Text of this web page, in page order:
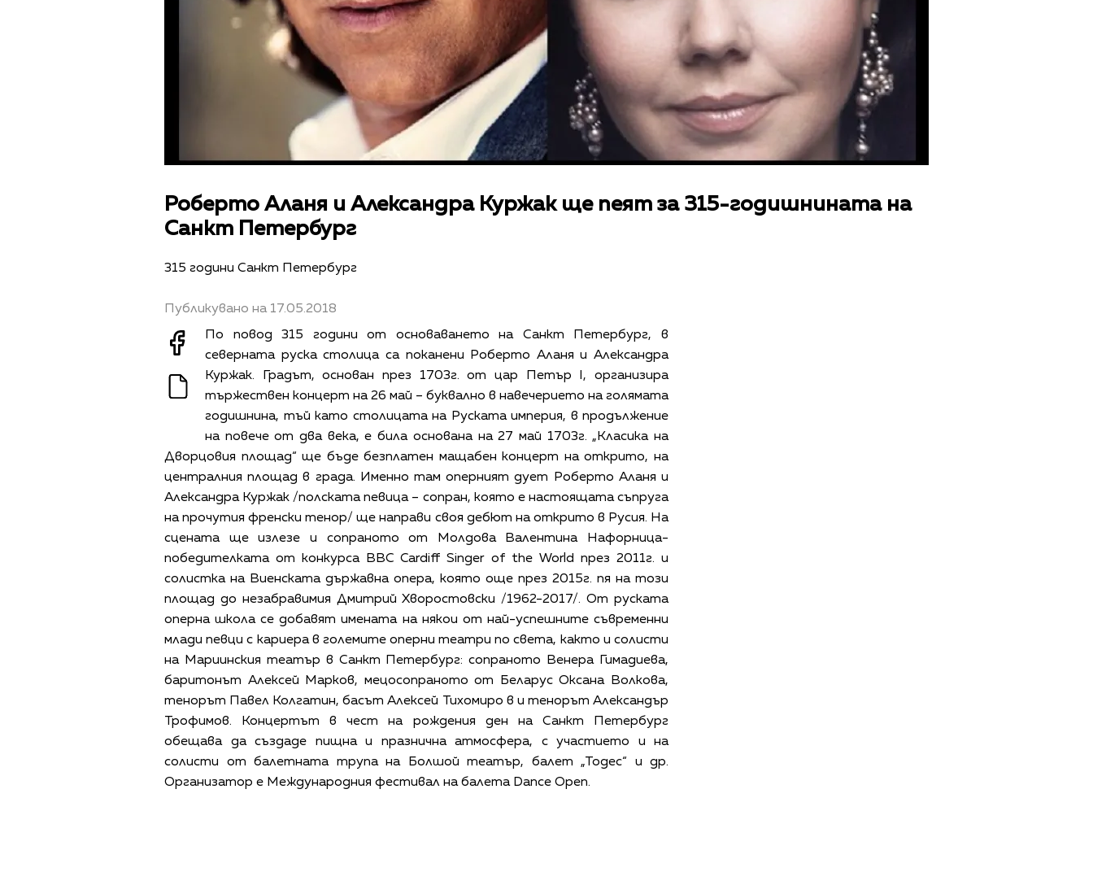
Роберто Аланя и Александра Куржак ще пеят за 315-годишнината на
Санкт Петербург
315 години Санкт Петербург
Публикувано на 17.05.2018
По повод 315 години от основаването на Санкт Петербург, в
северната руска столица са поканени Роберто Аланя и Александра
Куржак. Градът, основан през 1703г. от цар Петър I, организира
тържествен концерт на 26 май – буквално в навечерието на голямата
годишнина, тъй като столицата на Руската империя, в продължение
на повече от два века, е била основана на 27 май 1703г. „Класика на
Дворцовия площад“ ще бъде безплатен мащабен концерт на открито, на
централния площад в града. Именно там оперният дует Роберто Аланя и
Александра Куржак /полската певица – сопран, която е настоящата съпруга
на прочутия френски тенор/ ще направи своя дебют на открито в Русия. На
сцената ще излезе и сопраното от Молдова Валентина Нафорница-
победителката от конкурса BBC Cardiff Singer of the World през 2011г. и
солистка на Виенската държавна опера, която още през 2015г. пя на този
площад до незабравимия Дмитрий Хворостовски /1962-2017/. От руската
оперна школа се добавят имената на някои от най-успешните съвременни
млади певци с кариера в големите оперни театри по света, както и солисти
на Мариинския театър в Санкт Петербург: сопраното Венера Гимадиева,
баритонът Алексей Марков, мецосопраното от Беларус Оксана Волкова,
тенорът Павел Колгатин, басът Алексей Тихомиро в и тенорът Александър
Трофимов. Концертът в чест на рождения ден на Санкт Петербург
обещава да създаде пищна и празнична атмосфера, с участието и на
солисти от балетната трупа на Болшой театър, балет „Тодес“ и др.
Организатор е Международния фестивал на балета Dance Open.